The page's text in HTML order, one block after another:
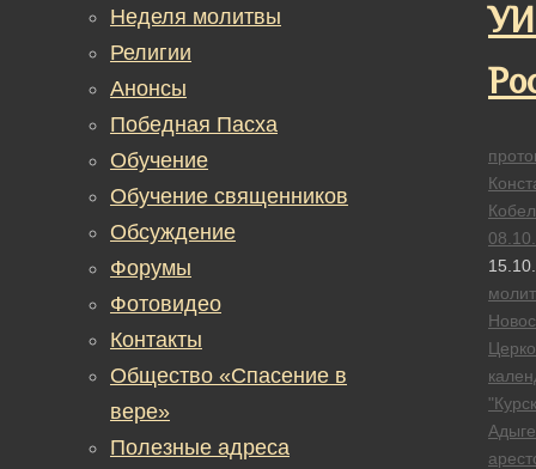
Неделя молитвы
Религии
Анонсы
Победная Пасха
Обучение
Обучение священников
Обсуждение
Форумы
Фотовидео
Контакты
Общество «Спасение в
вере»
Полезные адреса